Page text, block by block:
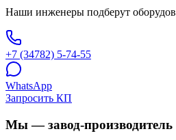
Наши инженеры подберут
+7 (34782) 5-74-55
WhatsApp
Запросить КП
Мы — завод-производитель